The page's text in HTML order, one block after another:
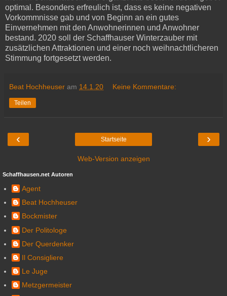
optimal. Besonders erfreulich ist, dass es keine negativen
Vorkommnisse gab und von Beginn an ein gutes
Einvernehmen mit den Anwohnerinnen und Anwohner
bestand. 2020 soll der Schaffhauser Winterzauber mit
zusätzlichen Attraktionen und einer noch weihnachtlicheren
Stimmung fortgesetzt werden.
Beat Hochheuser am 14.1.20 Keine Kommentare:
Teilen
‹ ›
Startseite
Web-Version anzeigen
Schaffhausen.net Autoren
Agent
Beat Hochheuser
Bockmister
Der Politologe
Der Querdenker
Il Consigliere
Le Juge
Metzgermeister